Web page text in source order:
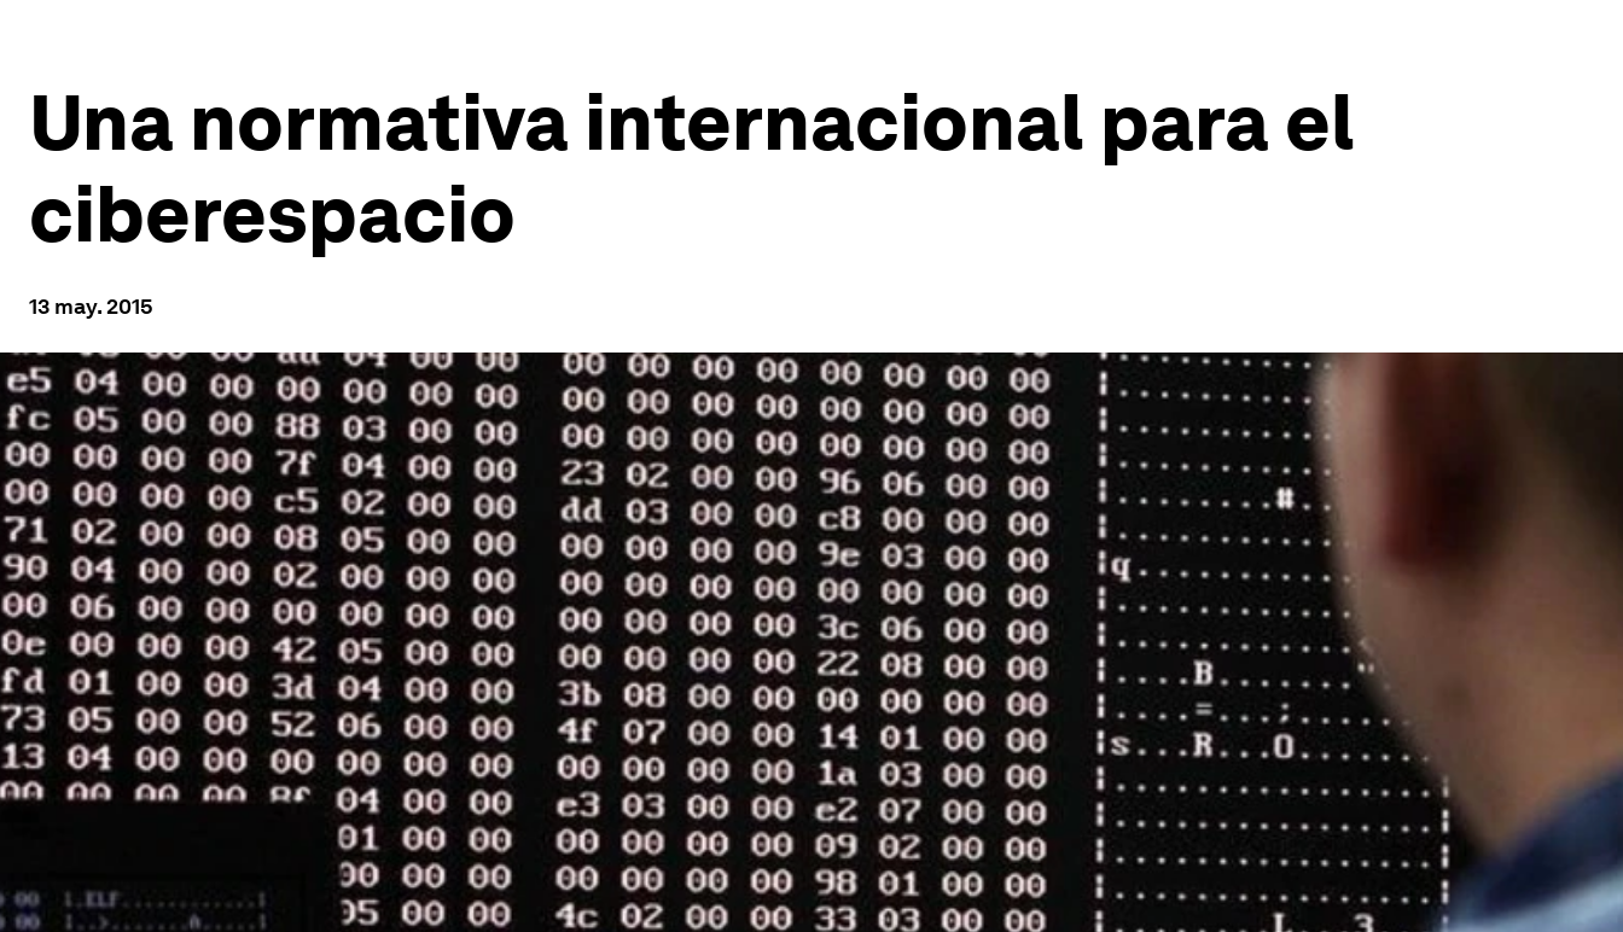
Una normativa internacional para el
ciberespacio
13 may. 2015